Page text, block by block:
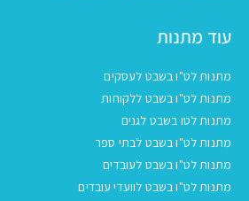
עוד מתנות
מתנות לט"ו בשבט לעסקים
מתנות לט"ו בשבט ללקוחות
מתנות לטו בשבט לגנים
מתנות לט"ו בשבט לבתי ספר
מתנות לט"ו בשבט לעובדים
מתנות לט"ו בשבט לוועדי עובדים